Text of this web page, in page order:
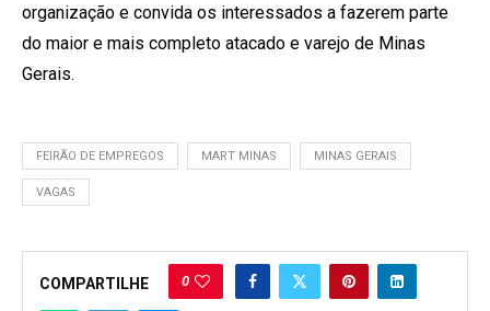
organização e convida os interessados a fazerem parte
do maior e mais completo atacado e varejo de Minas
Gerais.
FEIRÃO DE EMPREGOS MART MINAS MINAS GERAIS
VAGAS
COMPARTILHE 0